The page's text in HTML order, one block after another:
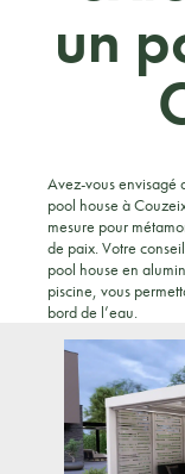
un
Avez-vous envisagé
pool house à
mesure pour
de paix. Votre
pool house en
piscine, vous
bord de l’eau.